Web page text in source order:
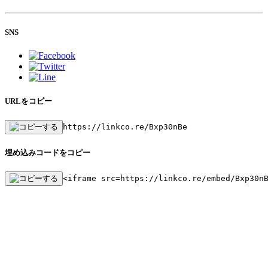
SNS
URLをコピー
https://linkco.re/Bxp30nBe
埋め込みコードをコピー
<iframe src=https://linkco.re/embed/